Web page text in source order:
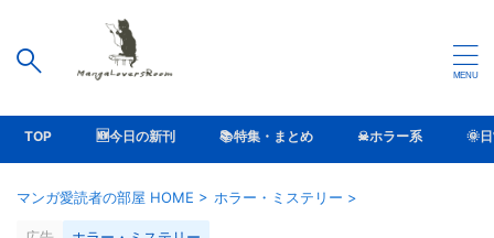
TOP 🆕今日の新刊 📚特集・まとめ ☠ホラー系 🌞
マンガ愛読者の部屋 HOME > ホラー・ミステリー >